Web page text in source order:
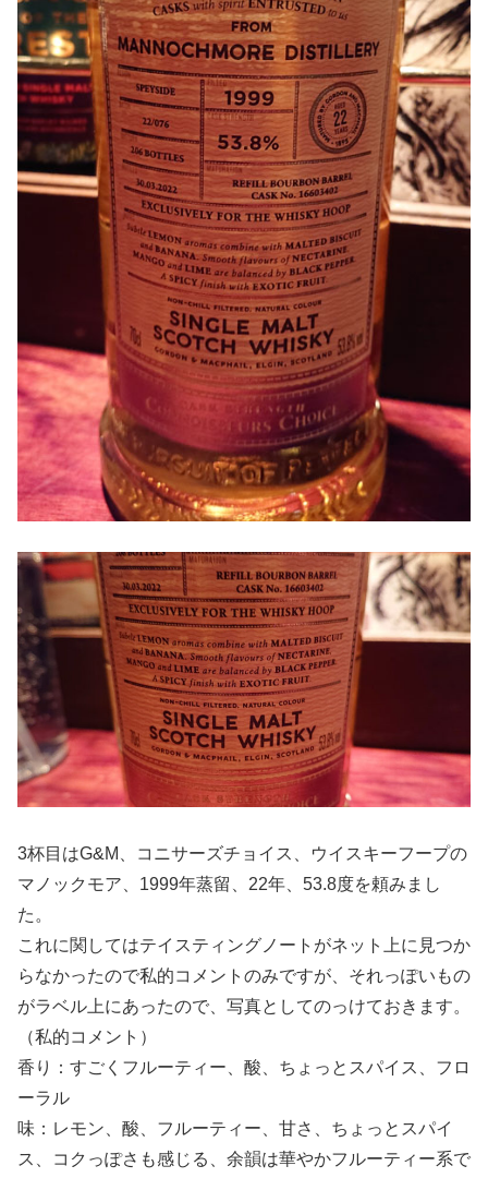
3杯目はG&M、コニサーズチョイス、ウイスキーフープの
マノックモア、1999年蒸留、22年、53.8度を頼みまし
た。
これに関してはテイスティングノートがネット上に見つか
らなかったので私的コメントのみですが、それっぽいもの
がラベル上にあったので、写真としてのっけておきます。
（私的コメント）
香り：すごくフルーティー、酸、ちょっとスパイス、フロ
ーラル
味：レモン、酸、フルーティー、甘さ、ちょっとスパイ
ス、コクっぽさも感じる、余韻は華やかフルーティー系で